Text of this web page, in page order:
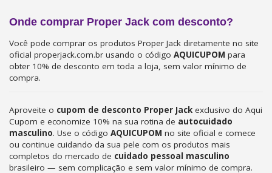
Onde comprar Proper Jack com desconto?
Você pode comprar os produtos Proper Jack diretamente no site
oficial properjack.com.br usando o código AQUICUPOM para
obter 10% de desconto em toda a loja, sem valor mínimo de
compra.
Aproveite o cupom de desconto Proper Jack exclusivo do Aqui
Cupom e economize 10% na sua rotina de autocuidado
masculino. Use o código AQUICUPOM no site oficial e comece
ou continue cuidando da sua pele com os produtos mais
completos do mercado de cuidado pessoal masculino
brasileiro — sem complicação e sem valor mínimo de compra.